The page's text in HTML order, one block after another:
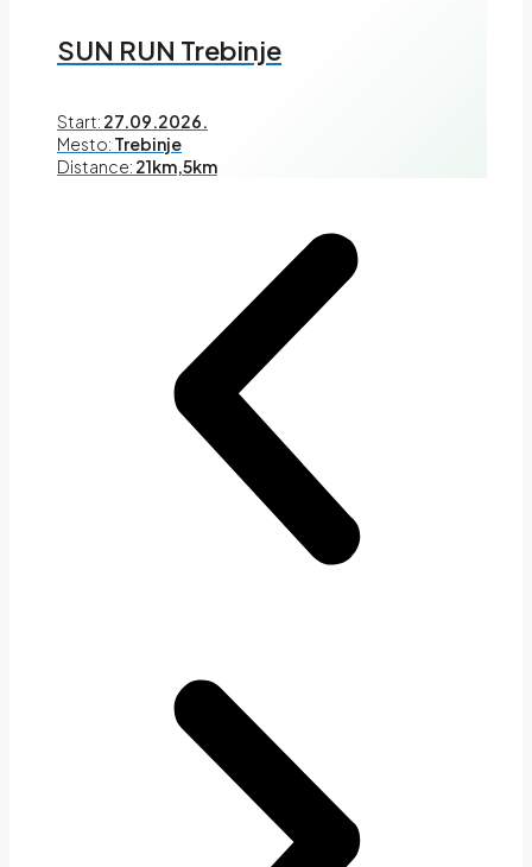
SUN RUN Trebinje
Start: 27.09.2026.
Mesto: Trebinje
Distance: 21km,5km